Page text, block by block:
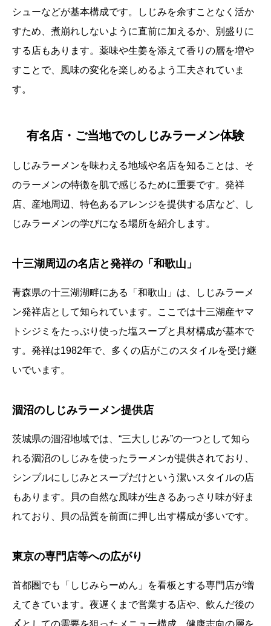
シューなどが基本構成です。しじみを余すことなく活か
すため、煮崩れしないように直前に加えるか、別盛りに
する店もあります。薬味や生姜を添えて香りの層を増や
すことで、風味の変化を楽しめるよう工夫されていま
す。
有名店・ご当地でのしじみラーメン体験
しじみラーメンを味わえる地域や名店を知ることは、そ
のラーメンの特徴を肌で感じるために重要です。発祥
店、産地周辺、特色あるアレンジを提供する店など、し
じみラーメンの学びになる場所を紹介します。
十三湖周辺の名店と発祥の「和歌山」
青森県の十三湖湖畔にある「和歌山」は、しじみラーメ
ン発祥店として知られています。ここでは十三湖産ヤマ
トシジミをたっぷり使った塩スープと具材構成が基本で
す。発祥は1982年で、多くの店がこのスタイルを受け継
いでいます。
涸沼のしじみラーメン提供店
茨城県の涸沼地域では、“三大しじみ”の一つとして知ら
れる涸沼のしじみを使ったラーメンが提供されており、
シンプルにしじみとスープだけという潔いスタイルの店
もあります。貝の自然な風味が生きるあっさり味が好ま
れており、貝の品質を前面に押し出す構成が多いです。
東京の専門店等への広がり
首都圏でも「しじみらーめん」を看板とする専門店が増
えてきています。夜遅くまで営業する店や、飲んだ後の